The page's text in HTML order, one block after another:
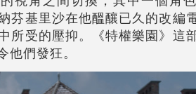
芬基里沙在他醞釀已久的改編
所受的壓抑。《特權樂園》這
們發狂。